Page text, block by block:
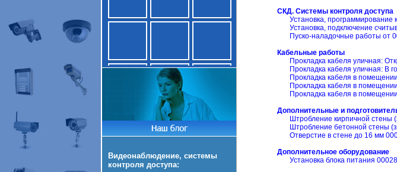
Видеонаблюдение, системы
контроля доступа:
СКД. Системы контроля доступа
Установка, программирование
Установка, подключение
Пуско-наладочные работы от
Кабельные работы
Прокладка кабеля уличная:
Прокладка кабеля уличная: В
Прокладка кабеля в
Прокладка кабеля в
Прокладка кабеля в
Дополнительные и
Штробление кирпичной стены
Штробление бетонной стены
Отверстие в стене до 16 мм
Дополнительное оборудование
Установка блока питания 00028